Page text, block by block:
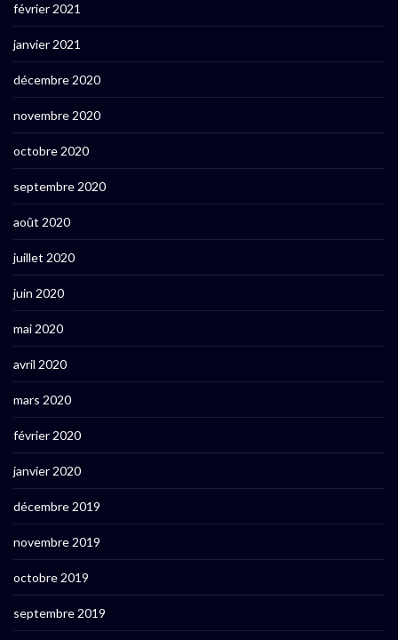
février 2021
janvier 2021
décembre 2020
novembre 2020
octobre 2020
septembre 2020
août 2020
juillet 2020
juin 2020
mai 2020
avril 2020
mars 2020
février 2020
janvier 2020
décembre 2019
novembre 2019
octobre 2019
septembre 2019